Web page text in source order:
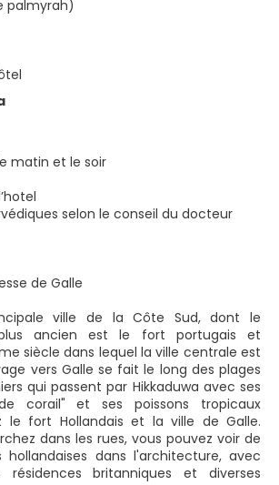
palmyrah)
matin et le soir
selon le conseil du docteur
de Galle
ville de la Côte Sud, dont le
ancien est le fort portugais et
siècle dans lequel la ville centrale est
vers Galle se fait le long des plages
qui passent par Hikkaduwa avec ses
corail" et ses poissons tropicaux
le fort Hollandais et la ville de Galle.
dans les rues, vous pouvez voir de
hollandaises dans l'architecture, avec
résidences britanniques et diverses